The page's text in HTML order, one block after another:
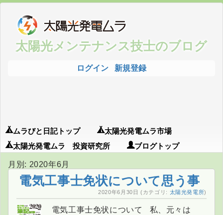
太陽光メンテナンス技士のブログ
ログイン 新規登録
ムラびと日記トップ
太陽光発電ムラ市場
太陽光発電ムラ 投資研究所
ブログトップ
月別: 2020年6月
電気工事士免状について思う事
2020年6月30日 (カテゴリ: 太陽光発電所)
電気工事士免状について 私、元々は